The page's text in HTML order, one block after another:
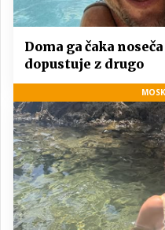
Doma ga čaka
dopustuje z drugo